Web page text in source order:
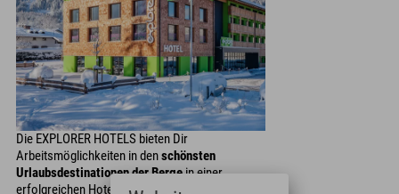
Die EXPLORER HOTELS bieten Dir
Arbeitsmöglichkeiten in denschönsten
Urlaubsdestinationen der Berge in einer
erfolgreichen Hotelgruppe. Es sind jedoch